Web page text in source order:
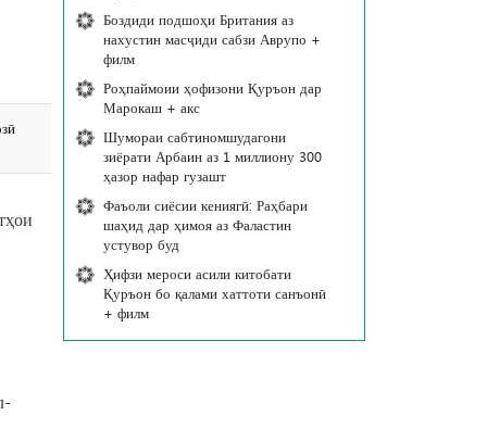
Боздиди подшоҳи Британия аз
нахустин масҷиди сабзи Аврупо +
филм
Роҳпаймоии ҳофизони Қуръон дар
Марокаш + акс
Шумораи сабтиномшудагони
зиёрати Арбаин аз 1 миллиону 300
ҳазор нафар гузашт
Фаъоли сиёсии кениягӣ: Раҳбари
шаҳид дар ҳимоя аз Фаластин
устувор буд
Ҳифзи мероси асили китобати
Қуръон бо қалами хаттоти санъонӣ
+ филм